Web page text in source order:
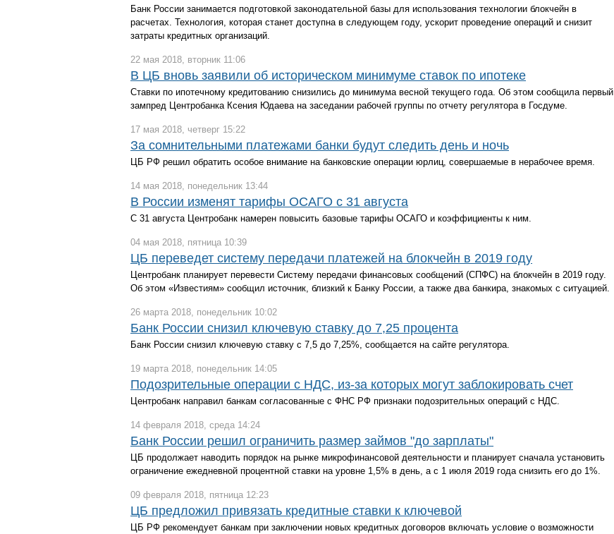
Банк России занимается подготовкой законодательной базы для использования технологии блокчейн в
расчетах. Технология, которая станет доступна в следующем году, ускорит проведение операций и снизит
затраты кредитных организаций.
22 мая 2018, вторник 11:06
В ЦБ вновь заявили об историческом минимуме ставок по ипотеке
Ставки по ипотечному кредитованию снизились до минимума весной текущего года. Об этом сообщила первый
зампред Центробанка Ксения Юдаева на заседании рабочей группы по отчету регулятора в Госдуме.
17 мая 2018, четверг 15:22
За сомнительными платежами банки будут следить день и ночь
ЦБ РФ решил обратить особое внимание на банковские операции юрлиц, совершаемые в нерабочее время.
14 мая 2018, понедельник 13:44
В России изменят тарифы ОСАГО с 31 августа
С 31 августа Центробанк намерен повысить базовые тарифы ОСАГО и коэффициенты к ним.
04 мая 2018, пятница 10:39
ЦБ переведет систему передачи платежей на блокчейн в 2019 году
Центробанк планирует перевести Систему передачи финансовых сообщений (СПФС) на блокчейн в 2019 году.
Об этом «Известиям» сообщил источник, близкий к Банку России, а также два банкира, знакомых с ситуацией.
26 марта 2018, понедельник 10:02
Банк России снизил ключевую ставку до 7,25 процента
Банк России снизил ключевую ставку с 7,5 до 7,25%, сообщается на сайте регулятора.
19 марта 2018, понедельник 14:05
Подозрительные операции с НДС, из-за которых могут заблокировать счет
Центробанк направил банкам согласованные с ФНС РФ признаки подозрительных операций с НДС.
14 февраля 2018, среда 14:24
Банк России решил ограничить размер займов "до зарплаты"
ЦБ продолжает наводить порядок на рынке микрофинансовой деятельности и планирует сначала установить
ограничение ежедневной процентной ставки на уровне 1,5% в день, а с 1 июля 2019 года снизить его до 1%.
09 февраля 2018, пятница 12:23
ЦБ предложил привязать кредитные ставки к ключевой
ЦБ РФ рекомендует банкам при заключении новых кредитных договоров включать условие о возможности